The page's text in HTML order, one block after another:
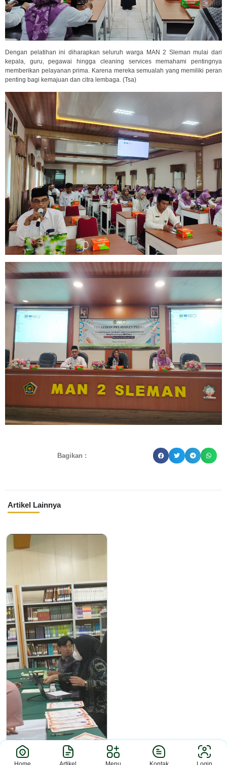
Dengan pelatihan ini diharapkan seluruh warga MAN 2 Sleman mulai dari
kepala, guru, pegawai hingga cleaning services memahami pentingnya
memberikan pelayanan prima. Karena mereka semualah yang memiliki peran
penting bagi kemajuan dan citra lembaga. (Tsa)
Bagikan :
Artikel Lainnya